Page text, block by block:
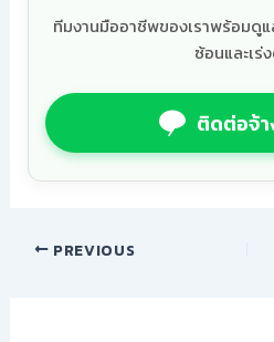
ทีมงานมืออาชีพของเราพร้อม
ซ้อนและเร่
ติดต่อจ้า
PREVIOUS